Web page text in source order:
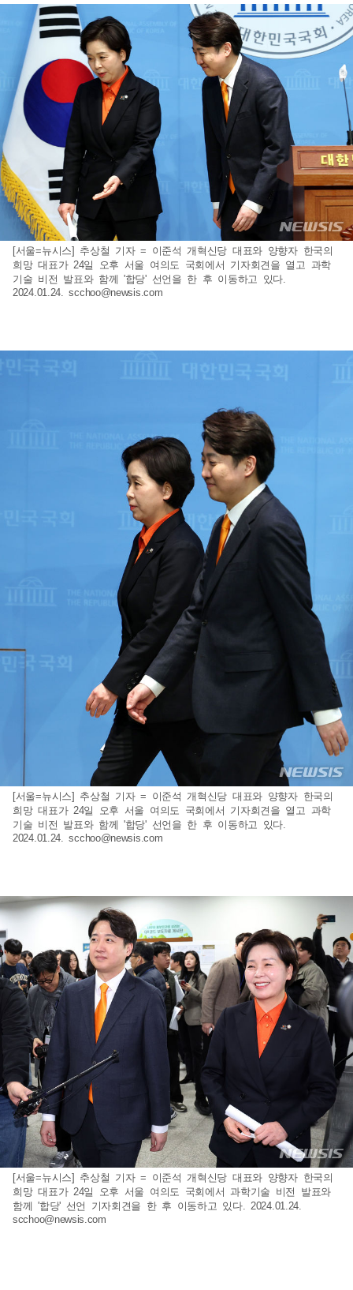
[서울=뉴시스] 추상철 기자 = 이준석 개혁신당 대표와 양향자 한국의
희망 대표가 24일 오후 서울 여의도 국회에서 기자회견을 열고 과학
기술 비전 발표와 함께 '합당' 선언을 한 후 이동하고 있다.
2024.01.24.scchoo@newsis.com
[서울=뉴시스] 추상철 기자 = 이준석 개혁신당 대표와 양향자 한국의
희망 대표가 24일 오후 서울 여의도 국회에서 기자회견을 열고 과학
기술 비전 발표와 함께 '합당' 선언을 한 후 이동하고 있다.
2024.01.24.scchoo@newsis.com
[서울=뉴시스] 추상철 기자 = 이준석 개혁신당 대표와 양향자 한국의
희망 대표가 24일 오후 서울 여의도 국회에서 과학기술 비전 발표와
함께 '합당' 선언 기자회견을 한 후 이동하고 있다. 2024.01.24.
scchoo@newsis.com